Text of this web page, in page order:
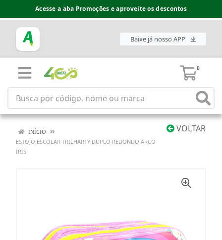
Acesse a aba Promoções e aproveite os descontos
Baixe já nosso APP
0
VOLTAR
INÍCIO
ESTOJO ESCOLAR TRILHARTY DUPLO REDONDO ARCO
IRIS